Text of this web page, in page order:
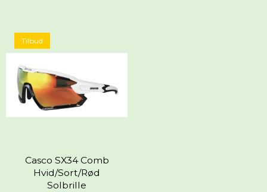
Tilbud
Casco SX34 Comb
Hvid/Sort/Rød
Solbrille